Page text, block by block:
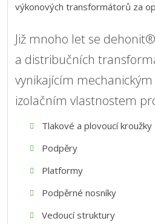
výkonových transformátorů za
Již mnoho let se
a distribučních
vynikajícím
izolačním vlastnostem
Tlakové a plovoucí kroužky
Podpěry
Platformy
Podpěrné nosníky
Vedoucí struktury